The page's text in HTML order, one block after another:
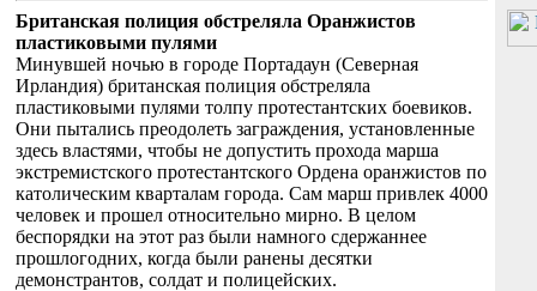
Британская полиция обстреляла Оранжистов
пластиковыми пулями
Минувшей ночью в городе Портадаун (Северная
Ирландия) британская полиция обстреляла
пластиковыми пулями толпу протестантских боевиков.
Они пытались преодолеть заграждения, установленные
здесь властями, чтобы не допустить прохода марша
экстремистского протестантского Ордена оранжистов по
католическим кварталам города. Сам марш привлек 4000
человек и прошел относительно мирно. В целом
беспорядки на этот раз были намного сдержаннее
прошлогодних, когда были ранены десятки
демонстрантов, солдат и полицейских.